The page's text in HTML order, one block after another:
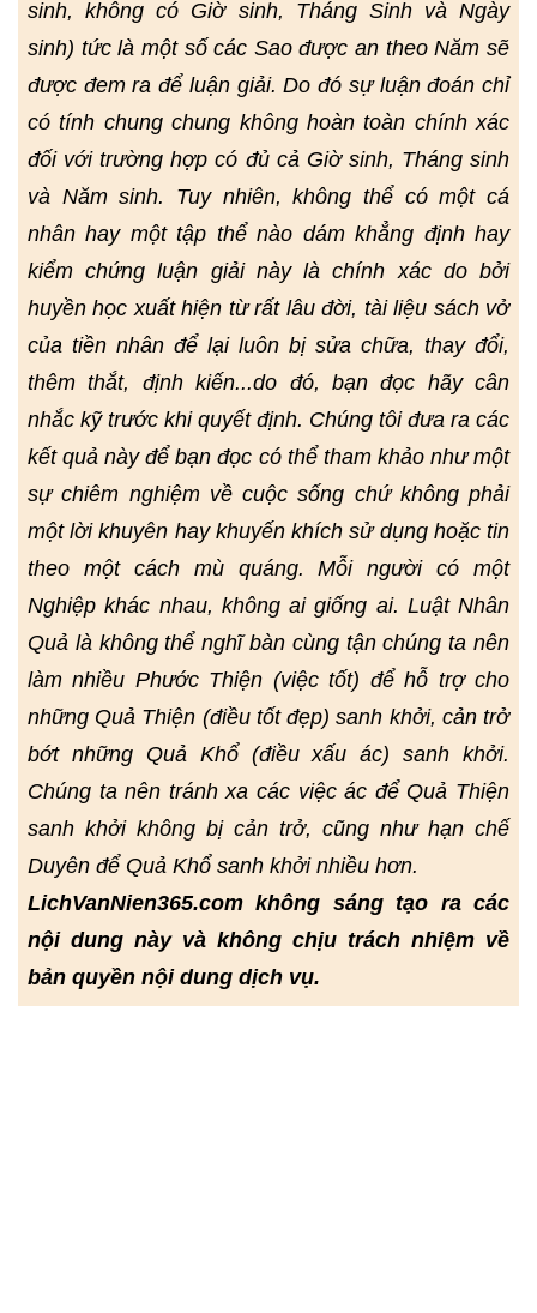
sinh, không có Giờ sinh, Tháng Sinh và Ngày
sinh) tức là một số các Sao được an theo Năm sẽ
được đem ra để luận giải. Do đó sự luận đoán chỉ
có tính chung chung không hoàn toàn chính xác
đối với trường hợp có đủ cả Giờ sinh, Tháng sinh
và Năm sinh. Tuy nhiên, không thể có một cá
nhân hay một tập thể nào dám khẳng định hay
kiểm chứng luận giải này là chính xác do bởi
huyền học xuất hiện từ rất lâu đời, tài liệu sách vở
của tiền nhân để lại luôn bị sửa chữa, thay đổi,
thêm thắt, định kiến...do đó, bạn đọc hãy cân
nhắc kỹ trước khi quyết định. Chúng tôi đưa ra các
kết quả này để bạn đọc có thể tham khảo như một
sự chiêm nghiệm về cuộc sống chứ không phải
một lời khuyên hay khuyến khích sử dụng hoặc tin
theo một cách mù quáng. Mỗi người có một
Nghiệp khác nhau, không ai giống ai. Luật Nhân
Quả là không thể nghĩ bàn cùng tận chúng ta nên
làm nhiều Phước Thiện (việc tốt) để hỗ trợ cho
những Quả Thiện (điều tốt đẹp) sanh khởi, cản trở
bớt những Quả Khổ (điều xấu ác) sanh khởi.
Chúng ta nên tránh xa các việc ác để Quả Thiện
sanh khởi không bị cản trở, cũng như hạn chế
Duyên để Quả Khổ sanh khởi nhiều hơn.
LichVanNien365.com không sáng tạo ra các
nội dung này và không chịu trách nhiệm về
bản quyền nội dung dịch vụ.